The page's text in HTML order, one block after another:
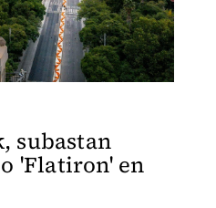
subastan
'Flatiron' en